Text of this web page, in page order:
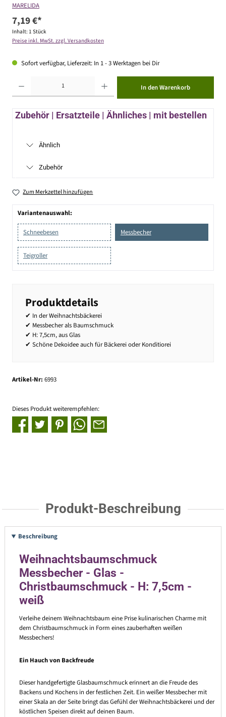
MARELIDA
7,19 €*
Inhalt: 1 Stück
Preise inkl. MwSt. zzgl. Versandkosten
Sofort verfügbar, Lieferzeit: In 1 - 3 Werktagen bei Dir
In den Warenkorb
Zubehör | Ersatzteile | Ähnliches | mit bestellen
Ähnlich
Zubehör
Zum Merkzettel hinzufügen
Variantenauswahl:
Schneebesen Messbecher
Teigroller
Produktdetails
✔ In der Weihnachtsbäckerei
✔ Messbecher als Baumschmuck
✔ H: 7,5cm, aus Glas
✔ Schöne Dekoidee auch für Bäckerei oder Konditiorei
Artikel-Nr: 6993
Dieses Produkt weiterempfehlen:
Produkt-Beschreibung
Beschreibung
Weihnachtsbaumschmuck
Messbecher - Glas -
Christbaumschmuck - H: 7,5cm -
weiß
Verleihe deinem Weihnachtsbaum eine Prise kulinarischen Charme mit
dem Christbaumschmuck in Form eines zauberhaften weißen
Messbechers!
Ein Hauch von Backfreude
Dieser handgefertigte Glasbaumschmuck erinnert an die Freude des
Backens und Kochens in der festlichen Zeit. Ein weißer Messbecher mit
einer Skala an der Seite bringt das Gefühl der Weihnachtsbäckerei und der
köstlichen Speisen direkt auf deinen Baum.